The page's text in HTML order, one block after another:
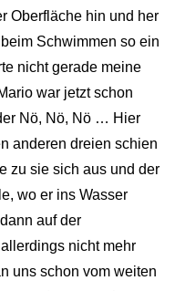
Oberfläche hin und her
Schwimmen so ein
nicht gerade meine
war jetzt schon
Nö, Nö, Nö … Hier
anderen dreien schien
zu sie sich aus und der
wo er ins Wasser
auf der
nicht mehr
uns schon vom weiten